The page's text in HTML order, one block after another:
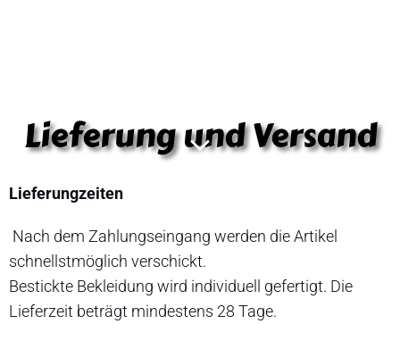
Lieferung und Versand
Lieferungzeiten
Nach dem Zahlungseingang werden die Artikel
schnellstmöglich verschickt.
Bestickte Bekleidung wird individuell gefertigt. Die
Lieferzeit beträgt mindestens 28 Tage.